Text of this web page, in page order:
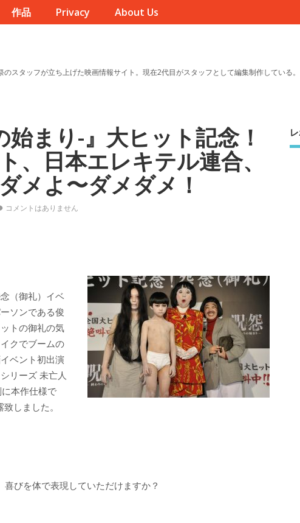
作品 Privacy About Us
スタッフが立ち上げた映画情報サイト。現在2代目がスタッフとして編集制作している。
まり-』大ヒット記念！
、日本エレキテル連合、
メよ〜ダメダメ！
コメントはありません
（御礼）イベ
ソンである俊
トの御礼の気
クでブームの
ベント初出演
リーズ 未亡人
本作仕様で
しました。
びを体で表現していただけますか？